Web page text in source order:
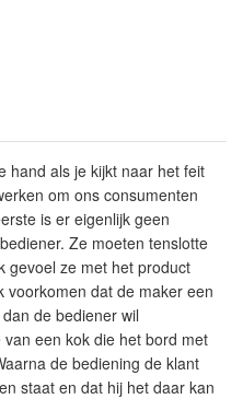
hand als je kijkt naar het feit
om ons consumenten
is er eigenlijk geen
Ze moeten tenslotte
gevoel ze met het product
voorkomen dat de maker een
de bediener wil
een kok die het bord met
de bediening de klant
staat en dat hij het daar kan